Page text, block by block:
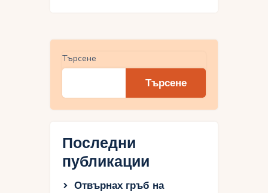
Търсене
Търсене
Последни
публикации
Отвърнах гръб на